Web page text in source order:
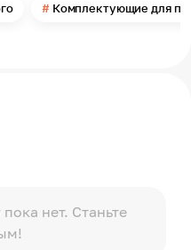
Комплектующие для
нет. Станьте